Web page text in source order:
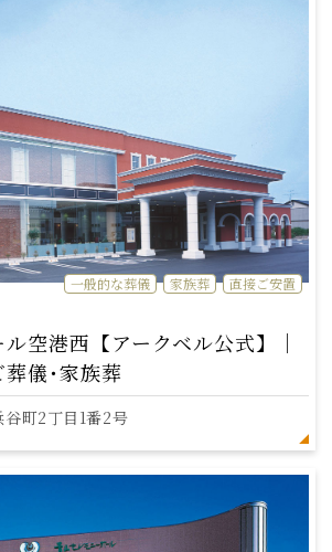
一般的な葬儀 家族葬 直接ご安置
空港西【アークベル公式】｜
儀･家族葬
町2丁目1番2号